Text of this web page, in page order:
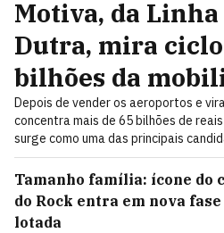
Motiva, da Linha
Dutra, mira ciclo
bilhões da
Depois de vender os aeroportos e
concentra mais de 65 bilhões de
surge como uma das principais
mobilidade de 400 bilhões de reais
Tamanho família: ícone do
do Rock entra em nova
lotada